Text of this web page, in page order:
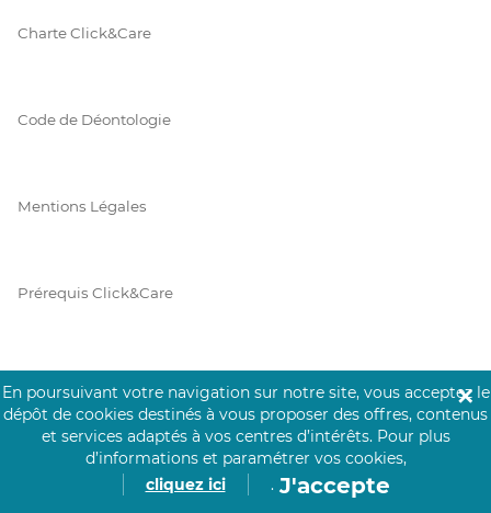
Charte Click&Care
Code de Déontologie
Mentions Légales
Prérequis Click&Care
Vie Privée
En poursuivant votre navigation sur notre site, vous acceptez le
dépôt de cookies destinés à vous proposer des offres, contenus
et services adaptés à vos centres d’intérêts. Pour plus
d’informations et paramétrer vos cookies,
cliquez ici
. J'accepte
✕